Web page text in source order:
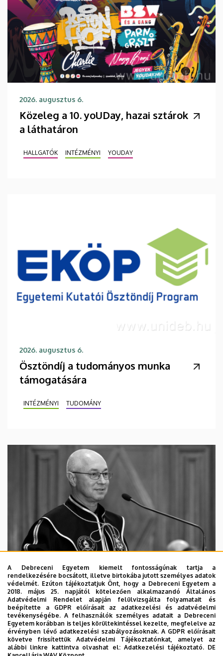
2026. augusztus 6.
Közeleg a 10. yoUDay, hazai sztárok
a láthatáron
HALLGATÓK INTÉZMÉNYI YOUDAY
2026. augusztus 6.
Ösztöndíj a tudományos munka
támogatására
INTÉZMÉNYI TUDOMÁNY
2026. augusztus 5.
Díszdoktorát gyászolja a Debreceni
Egyetem
INTÉZMÉNYI TTK TUDOMÁNY
A Debreceni Egyetem kiemelt fontosságúnak tartja a
rendelkezésére bocsátott, illetve birtokába jutott személyes adatok
védelmét. Ezúton tájékoztatjuk Önt, hogy a Debreceni Egyetem a
2018. május 25. napjától kötelezően alkalmazandó Általános
Adatvédelmi Rendelet alapján felülvizsgálta folyamatait és
beépítette a GDPR előírásait az adatkezelési és adatvédelmi
tevékenységébe. A felhasználók személyes adatait a Debreceni
Egyetem korábban is teljes körültekintéssel kezelte, megfelelve az
érvényben lévő adatkezelési szabályozásoknak. A GDPR előírásait
követve frissítettük Adatvédelmi Tájékoztatónkat, amelyet az
alábbi linkre kattintva olvashat el:Adatkezelési tájékoztató. DE